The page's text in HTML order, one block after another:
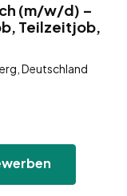
(m/w/d) –
Teilzeitjob,
Deutschland